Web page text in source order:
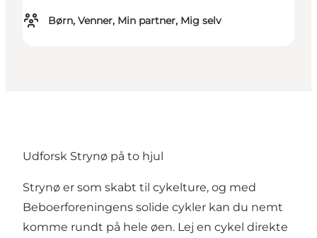
Børn, Venner, Min partner, Mig selv
Udforsk Strynø på to hjul
Strynø er som skabt til cykelture, og med
Beboerforeningens solide cykler kan du nemt
komme rundt på hele øen. Lej en cykel direkte